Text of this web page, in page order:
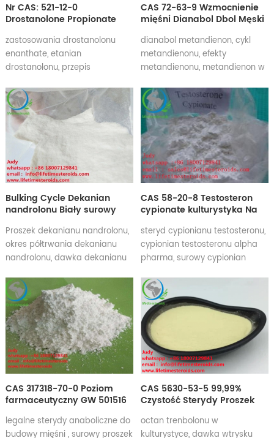
Nr CAS: 521-12-0
Drostanolone Propionate
Biały proszek
zastosowania drostanolonu
enanthate, etanian
drostanolonu, przepis
enanthate masteron, wyniki
enanthate masteron
CAS 72-63-9 Wzmocnienie
mięśni Dianabol Dbol Męski
Dianabol
dianabol metandienon, cykl
metandienonu, efekty
metandienonu, metandienon w
Bulking Cycle Dekanian
nandrolonu Biały surowy
Proszek dekanianu nandrolonu,
okres półtrwania dekanianu
nandrolonu, dawka dekanianu
dekanianu nandrolonu, korzyści
dekanianu nandrolonu,
dekanian nandrolonu do
kulturystyki
CAS 58-20-8 Testosteron
cypionate kulturystyka Na
steryd cypionianu testosteronu,
cypionian testosteronu alpha
pharma, surowy cypionian
wtrysku cypionianu
testosteronu, test cypionate
reddit, cypionate do kulturystyki
CAS 317318-70-0 Poziom
farmaceutyczny GW 501516
sarms Raw Powder
kulturystyka
legalne sterydy anaboliczne do
budowy mięśni , surowy proszek
CAS 5630-53-5 99,99%
Czystość Sterydy Proszek
octan trenbolonu w
kulturystyce, dawka wtrysku